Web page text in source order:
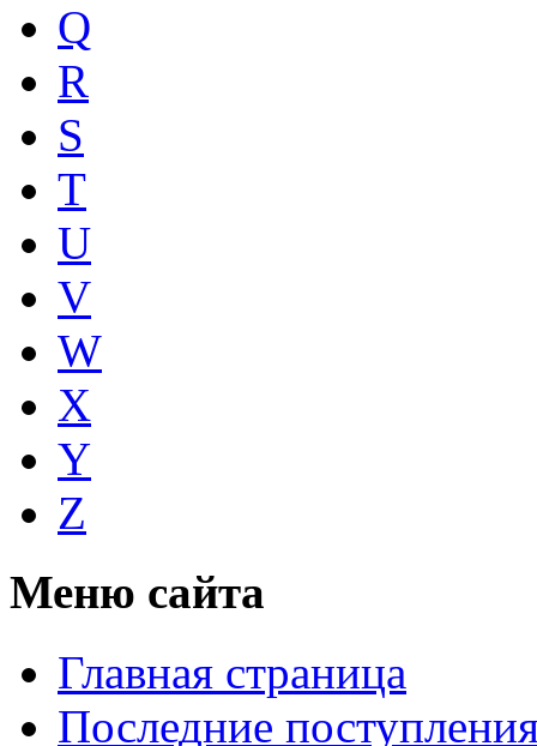
Q
R
S
T
U
V
W
X
Y
Z
Меню сайта
Главная страница
Последние